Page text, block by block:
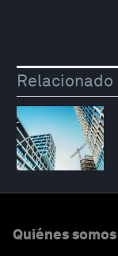
Relacionado
Quiénes somos